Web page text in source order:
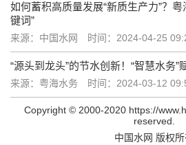
如何蓄积高质量发展“新质生产力”？
键词”
来源：中国水网 时间：2024-04-25
“源头到龙头”的节水创新！“智慧水务
来源：粤海水务 时间：2024-03-12
Copyright © 2000-2020 https://
reserved.
中国水网 版权